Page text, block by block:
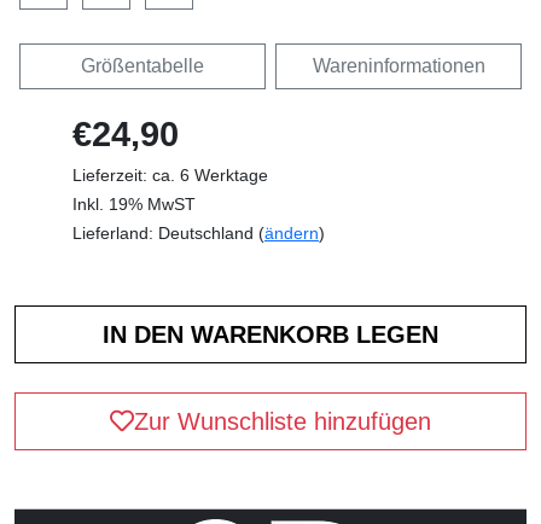
Größentabelle Wareninformationen
€24,90
Lieferzeit: ca. 6 Werktage
Inkl. 19% MwST
Lieferland: Deutschland (ändern)
Zur Wunschliste hinzufügen